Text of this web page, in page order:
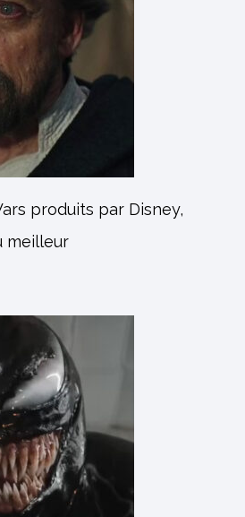
produits par Disney,
meilleur